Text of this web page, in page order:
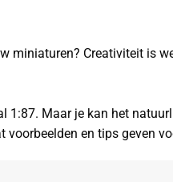
miniaturen? Creativiteit is
Maar je kan het
voorbeelden en tips geven